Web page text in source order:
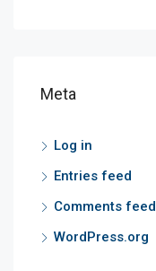
Meta
Log in
Entries feed
Comments feed
WordPress.org